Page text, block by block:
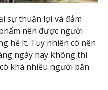
sự thuận lợi và đảm
nên được người
hề ít. Tuy nhiên có nên
ngày hay không thì
khá nhiều người băn